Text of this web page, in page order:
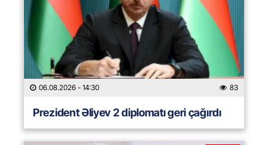
06.08.2026 - 14:30 83
Prezident Əliyev 2 diplomatı geri çağırdı